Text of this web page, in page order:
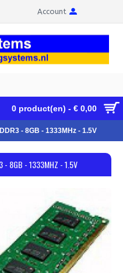
Account
0 product(en) - € 0,00
- 8GB - 1333MHz - 1.5V
- 8GB - 1333MHZ - 1.5V